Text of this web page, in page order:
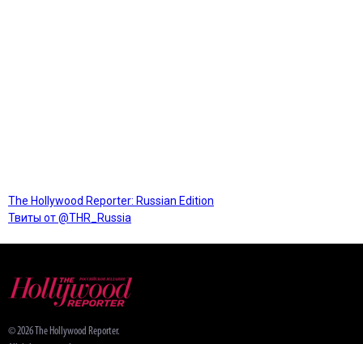
The Hollywood Reporter: Russian Edition
Твиты от @THR_Russia
© 2026 The Hollywood Reporter.